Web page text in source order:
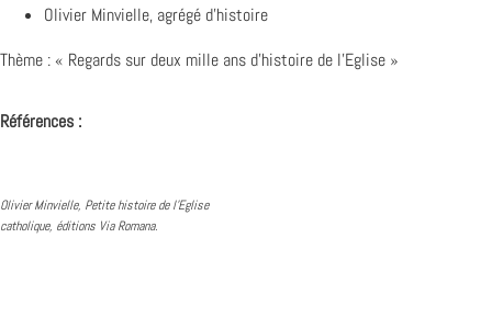
Olivier Minvielle, agrégé d’histoire
Thème : « Regards sur deux mille ans d’histoire de l’Eglise »
Références :
Olivier Minvielle, Petite histoire de l’Eglise
catholique, éditions Via Romana.